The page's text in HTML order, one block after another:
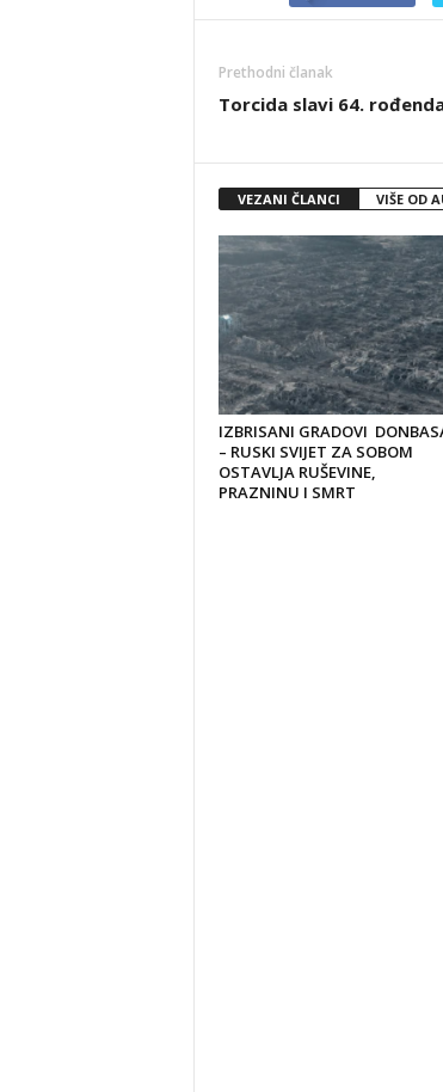
Prethodni članak
Torcida slavi 64.
VEZANI ČLANCI VIŠE OD
IZBRISANI GRADOVI
– RUSKI SVIJET ZA SOBOM
OSTAVLJA RUŠEVINE,
PRAZNINU I SMRT